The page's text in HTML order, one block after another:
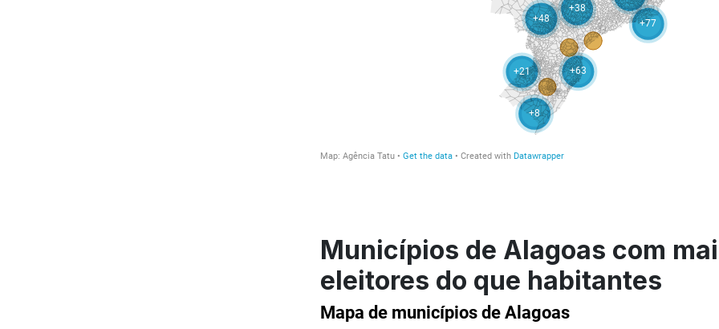
Municípios de Alagoas com
eleitores do que habitantes